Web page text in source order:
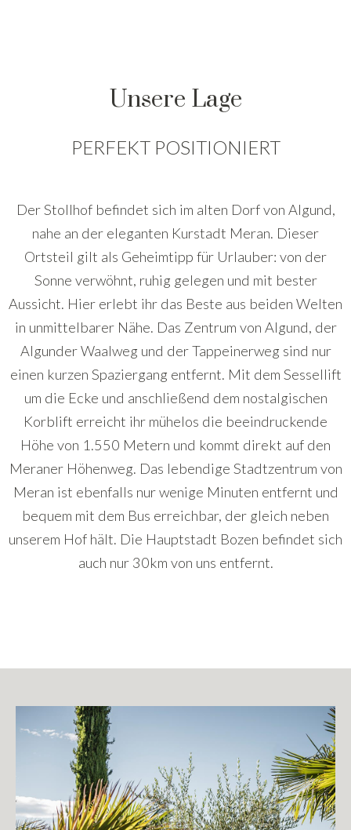
Unsere Lage
PERFEKT POSITIONIERT
Der Stollhof befindet sich im alten Dorf von Algund,
nahe an der eleganten Kurstadt Meran. Dieser
Ortsteil gilt als Geheimtipp für Urlauber: von der
Sonne verwöhnt, ruhig gelegen und mit bester
Aussicht. Hier erlebt ihr das Beste aus beiden Welten
in unmittelbarer Nähe. Das Zentrum von Algund, der
Algunder Waalweg und der Tappeinerweg sind nur
einen kurzen Spaziergang entfernt. Mit dem Sessellift
um die Ecke und anschließend dem nostalgischen
Korblift erreicht ihr mühelos die beeindruckende
Höhe von 1.550 Metern und kommt direkt auf den
Meraner Höhenweg. Das lebendige Stadtzentrum von
Meran ist ebenfalls nur wenige Minuten entfernt und
bequem mit dem Bus erreichbar, der gleich neben
unserem Hof hält. Die Hauptstadt Bozen befindet sich
auch nur 30km von uns entfernt.